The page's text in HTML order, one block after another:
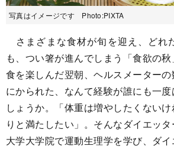
写真はイメージです Photo:PIXTA
さまざまな食材が旬を迎え、どれ
も、つい箸が進んでしまう「食欲の
食を楽しんだ翌朝、ヘルスメーター
にかられた、なんて経験が誰にも一
しょうか。「体重は増やしたくない
りと満たしたい」。そんなダイエッ
大学大学院で運動生理学を学び、ダ